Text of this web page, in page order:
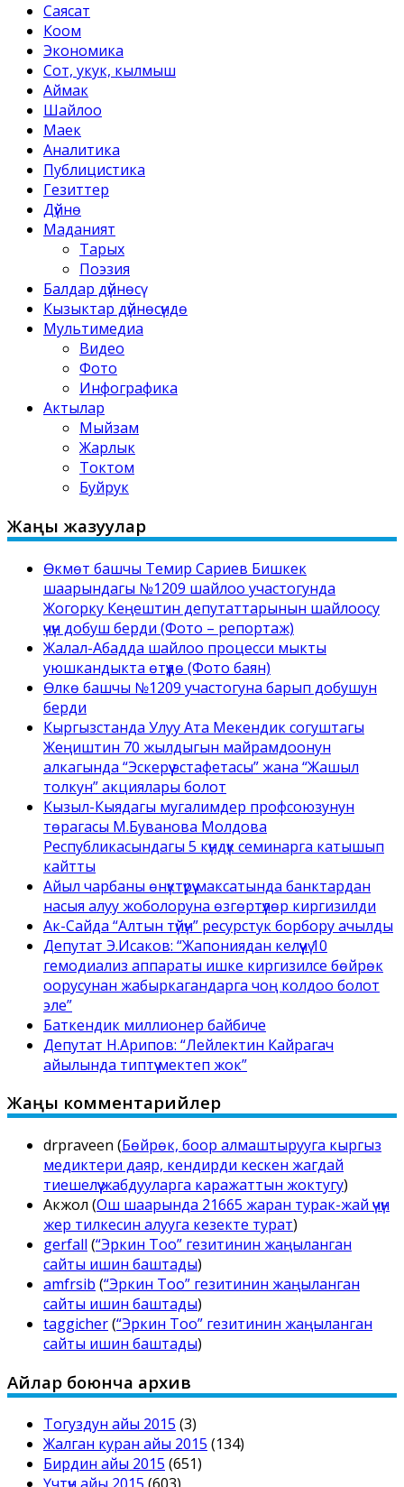
Саясат
Коом
Экономика
Сот, укук, кылмыш
Аймак
Шайлоо
Маек
Аналитика
Публицистика
Гезиттер
Дүйнө
Маданият
Тарых
Поэзия
Балдар дүйнөсү
Кызыктар дүйнөсүндө
Мультимедиа
Видео
Фото
Инфографика
Актылар
Мыйзам
Жарлык
Токтом
Буйрук
Жаңы жазуулар
Өкмөт башчы Темир Сариев Бишкек
шаарындагы №1209 шайлоо участогунда
Жогорку Кеңештин депутаттарынын шайлоосу
үчүн добуш берди (Фото – репортаж)
Жалал-Абадда шайлоо процесси мыкты
уюшкандыкта өтүүдө (Фото баян)
Өлкө башчы №1209 участогуна барып добушун
берди
Кыргызстанда Улуу Ата Мекендик согуштагы
Жеңиштин 70 жылдыгын майрамдоонун
алкагында “Эскерүү эстафетасы” жана “Жашыл
толкун” акциялары болот
Кызыл-Кыядагы мугалимдер профсоюзунун
төрагасы М.Буванова Молдова
Республикасындагы 5 күндүк семинарга катышып
кайтты
Айыл чарбаны өнүктүрүү максатында банктардан
насыя алуу жоболоруна өзгөртүүлөр киргизилди
Ак-Сайда “Алтын түйүн” ресурстук борбору ачылды
Депутат Э.Исаков: “Жапониядан келүүчү 10
гемодиализ аппараты ишке киргизилсе бөйрөк
оорусунан жабыркагандарга чоң колдоо болот
эле”
Баткендик миллионер байбиче
Депутат Н.Арипов: “Лейлектин Кайрагач
айылында типтүү мектеп жок”
Жаңы комментарийлер
drpraveen (Бөйрөк, боор алмаштырууга кыргыз
медиктери даяр, кендирди кескен жагдай
тиешелүү жабдууларга каражаттын жоктугу)
Акжол (Ош шаарында 21665 жаран турак-жай үчүн
жер тилкесин алууга кезекте турат)
gerfall (“Эркин Тоо” гезитинин жаңыланган
сайты ишин баштады)
amfrsib (“Эркин Тоо” гезитинин жаңыланган
сайты ишин баштады)
taggicher(“Эркин Тоо” гезитинин жаңыланган
сайты ишин баштады)
Айлар боюнча архив
Тогуздун айы 2015 (3)
Жалган куран айы 2015 (134)
Бирдин айы 2015 (651)